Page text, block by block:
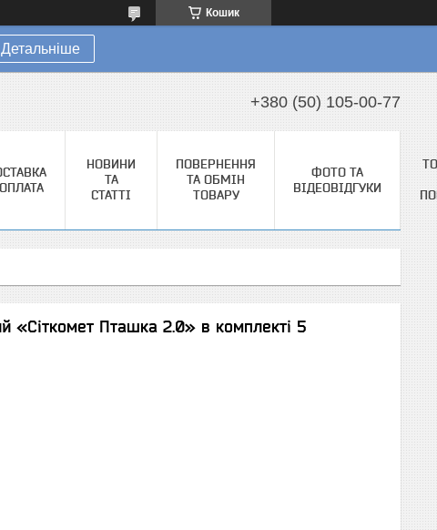
Кошик
Детальніше
+380 (50) 105-00-77
НОВИНИ
ТА
СТАТТІ
ПОВЕРНЕННЯ
ТА ОБМІН
ТОВАРУ
ФОТО ТА
ВІДЕОВІДГУКИ
«Сіткомет Пташка 2.0» в комплекті 5